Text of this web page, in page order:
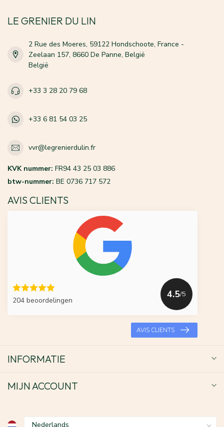
LE GRENIER DU LIN
2 Rue des Moeres, 59122 Hondschoote, France -
Zeelaan 157, 8660 De Panne, België
België
+33 3 28 20 79 68
+33 6 81 54 03 25
vvr@legrenierdulin.fr
KVK nummer: FR94 43 25 03 886
btw-nummer: BE 0736 717 572
AVIS CLIENTS
204 beoordelingen
4.5/5
AVIS CLIENTS
INFORMATIE
MIJN ACCOUNT